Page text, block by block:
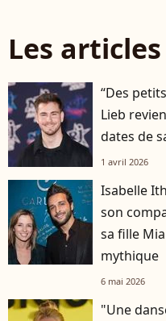
Les
“Des
Lieb
dates de
1 avril 2026
Isabelle
son
sa fille
mythique
6 mai 2026
"Une